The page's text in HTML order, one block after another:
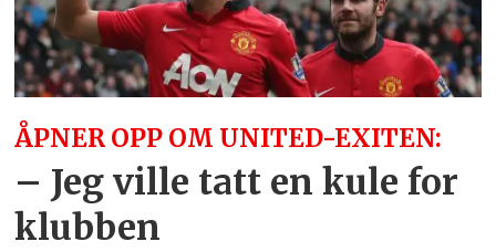
ÅPNER OPP OM UNITED-EXITEN:
– Jeg ville tatt en kule for
klubben